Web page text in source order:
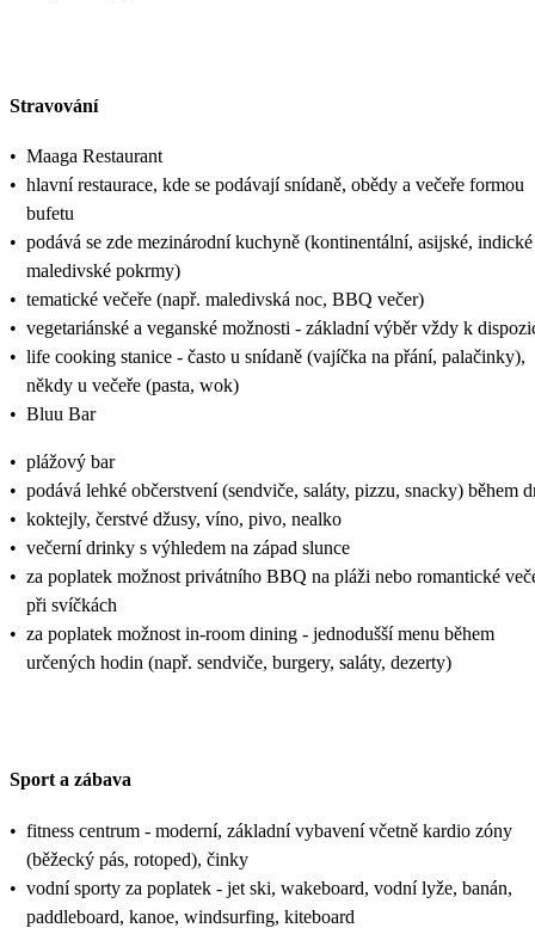
Stravování
• Maaga Restaurant
• hlavní restaurace, kde se podávají snídaně, obědy a večeře formou
bufetu
• podává se zde mezinárodní kuchyně (kontinentální, asijské, indické
maledivské pokrmy)
• tematické večeře (např. maledivská noc, BBQ večer)
• vegetariánské a veganské možnosti - základní výběr vždy k
• life cooking stanice - často u snídaně (vajíčka na přání, palačinky),
někdy u večeře (pasta, wok)
• Bluu Bar
• plážový bar
• podává lehké občerstvení (sendviče, saláty, pizzu, snacky) během
• koktejly, čerstvé džusy, víno, pivo, nealko
• večerní drinky s výhledem na západ slunce
• za poplatek možnost privátního BBQ na pláži nebo romantické
při svíčkách
• za poplatek možnost in-room dining - jednodušší menu během
určených hodin (např. sendviče, burgery, saláty, dezerty)
Sport a zábava
• fitness centrum - moderní, základní vybavení včetně kardio zóny
(běžecký pás, rotoped), činky
• vodní sporty za poplatek - jet ski, wakeboard, vodní lyže, banán,
paddleboard, kanoe, windsurfing, kiteboard